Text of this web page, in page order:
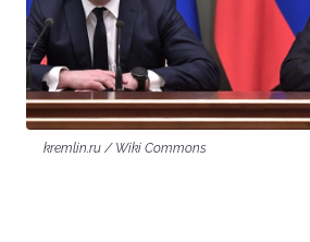
kremlin.ru / Wiki Commons